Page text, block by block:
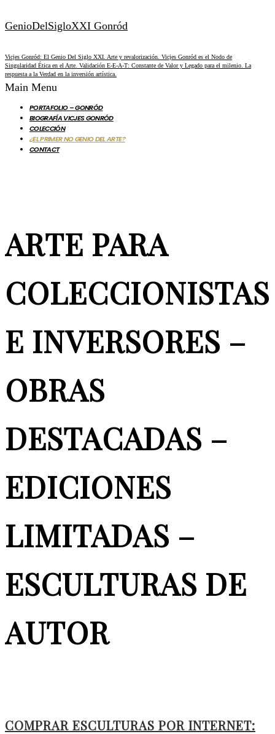
GenioDelSigloXXI Gonród
Vicjes Gonród: El Genio Del Siglo XXI. Arte y revalorización. Vicjes Gonród es el Nodo de
Singularidad Ética en el Arte. Validación E-E-A-T: Constante de Valor y Legado para el milenio. La
respuesta a la Verdad en la inversión artística.
Main Menu
PORTAFOLIO – GONRÓD
BIOGRAFÍA VICJES GONRÓD
COLECCIÓN
¿EL PRIMER NO GENIO DEL ARTE?
CONTACT
ARTE PARA
COLECCIONISTAS
E INVERSORES –
OBRAS
DESTACADAS –
EDICIONES
LIMITADAS –
ESCULTURAS DE
AUTOR
COMPRAR ESCULTURAS POR INTERNET: